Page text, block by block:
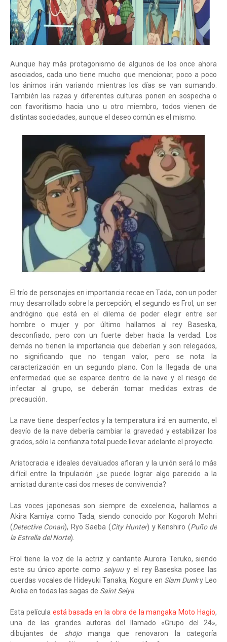
Aunque hay más protagonismo de algunos de los once ahora
asociados, cada uno tiene mucho que mencionar, poco a poco
los ánimos irán variando mientras los días se van sumando.
También las razas y diferentes culturas ponen en sospecha o
con favoritismo hacia uno u otro miembro, todos vienen de
distintas sociedades, aunque el deseo común es el mismo.
El trío de personajes en importancia recae en Tada, con un poder
muy desarrollado sobre la percepción, el segundo es Frol, un ser
andrógino que está en el dilema de poder elegir entre ser
hombre o mujer y por último hallamos al rey Baseska,
desconfiado, pero con un fuerte deber hacia la verdad. Los
demás no tienen la importancia que deberían y son relegados,
no significando que no tengan valor, pero se nota la
caracterización en un segundo plano. Con la llegada de una
enfermedad que se esparce dentro de la nave y el riesgo de
infectar al grupo, se deberán tomar medidas extras de
precaución.
La nave tiene desperfectos y la temperatura irá en aumento, el
desvío de la nave debería cambiar la gravedad y estabilizar los
grados, sólo la confianza total puede llevar adelante el proyecto.
Aristocracia e ideales devaluados afloran y la unión será lo más
difícil entre la tripulación ¿se puede lograr algo parecido a la
amistad durante casi dos meses de convivencia?
Las voces japonesas son siempre de excelencia, hallamos a
Akira Kamiya como Tada, siendo conocido por Kogoroh Mohri
(Detective Conan), Ryo Saeba (City Hunter) y Kenshiro (Puño de
la Estrella del Norte).
Frol tiene la voz de la actriz y cantante Aurora Teruko, siendo
este su único aporte como seiyuuy el rey Baseska posee las
cuerdas vocales de Hideyuki Tanaka, Kogure en Slam Dunky Leo
Aiolia en todas las sagas de Saint Seiya
Esta película está basada en la obra de la mangaka Moto Hagio,
una de las grandes autoras del llamado «Grupo del 24»,
dibujantes de shōjomanga que renovaron la categoría